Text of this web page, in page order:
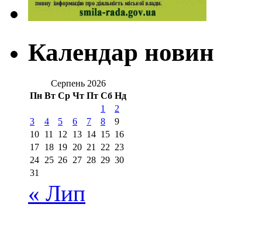
Календар новин
Серпень 2026
Пн Вт Ср Чт Пт Сб Нд
1
2
3
4 5 6 7 8
9
10 11 12 13 14 15 16
17 18 19 20 21 22 23
24 25 26 27 28 29 30
31
« Лип